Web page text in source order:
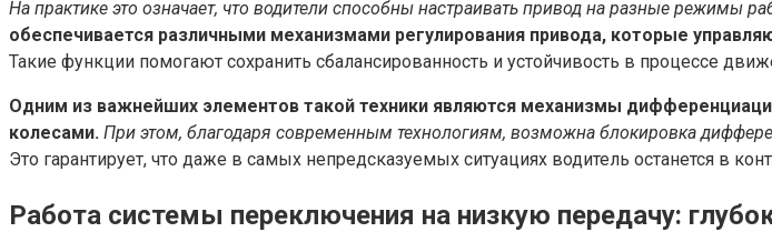
На практике это означает, что водители способны настраивать привод на разные режимы
обеспечивается различными механизмами регулирования привода, которые
Такие функции помогают сохранить сбалансированность и устойчивость в процессе
Одним из важнейших элементов такой техники являются механизмы
колесами. При этом, благодаря современным технологиям, возможна блокировка
Это гарантирует, что даже в самых непредсказуемых ситуациях водитель останется в
Работа системы переключения на низкую передачу: